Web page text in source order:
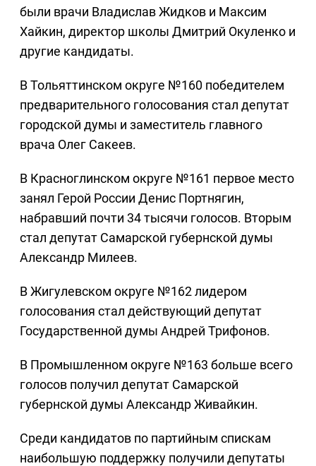
были врачи Владислав Жидков и Максим
Хайкин, директор школы Дмитрий Окуленко и
другие кандидаты.
В Тольяттинском округе №160 победителем
предварительного голосования стал депутат
городской думы и заместитель главного
врача Олег Сакеев.
В Красноглинском округе №161 первое место
занял Герой России Денис Портнягин,
набравший почти 34 тысячи голосов. Вторым
стал депутат Самарской губернской думы
Александр Милеев.
В Жигулевском округе №162 лидером
голосования стал действующий депутат
Государственной думы Андрей Трифонов.
В Промышленном округе №163 больше всего
голосов получил депутат Самарской
губернской думы Александр Живайкин.
Среди кандидатов по партийным спискам
наибольшую поддержку получили депутаты